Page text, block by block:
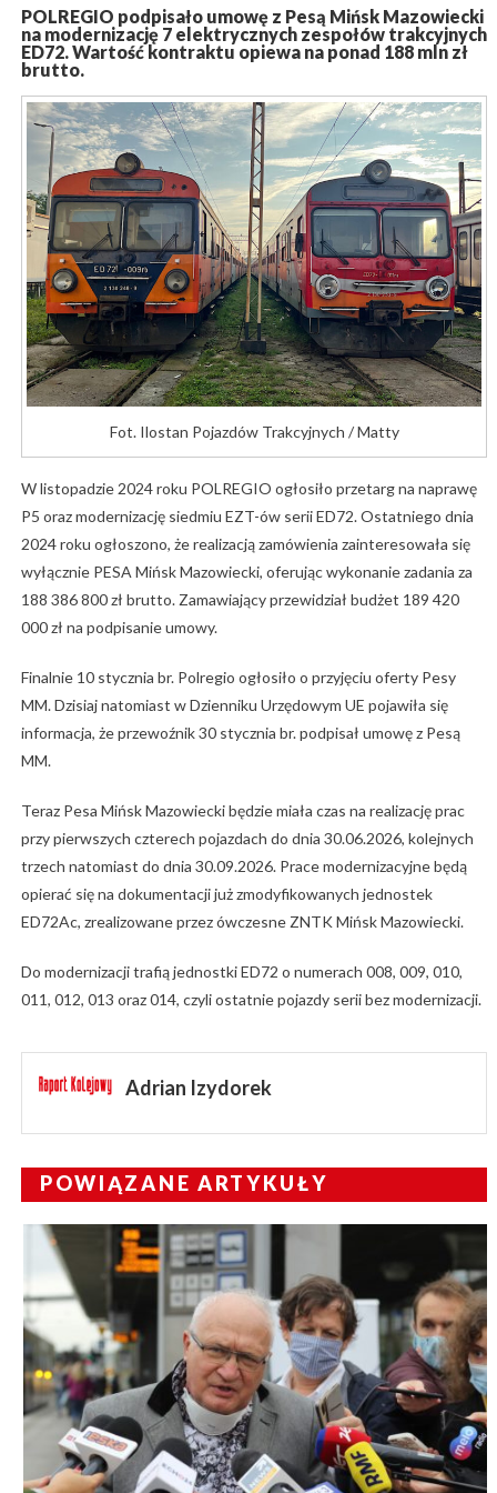
POLREGIO podpisało umowę z Pesą Mińsk Mazowiecki
na modernizację 7 elektrycznych zespołów trakcyjnych
ED72. Wartość kontraktu opiewa na ponad 188 mln zł
brutto.
Fot. Ilostan Pojazdów Trakcyjnych / Matty
W listopadzie 2024 roku POLREGIO ogłosiło przetarg na naprawę
P5 oraz modernizację siedmiu EZT-ów serii ED72. Ostatniego dnia
2024 roku ogłoszono, że realizacją zamówienia zainteresowała się
wyłącznie PESA Mińsk Mazowiecki, oferując wykonanie zadania za
188 386 800 zł brutto. Zamawiający przewidział budżet 189 420
000 zł na podpisanie umowy.
Finalnie 10 stycznia br. Polregio ogłosiło o przyjęciu oferty Pesy
MM. Dzisiaj natomiast w Dzienniku Urzędowym UE pojawiła się
informacja, że przewoźnik 30 stycznia br. podpisał umowę z Pesą
MM.
Teraz Pesa Mińsk Mazowiecki będzie miała czas na realizację prac
przy pierwszych czterech pojazdach do dnia 30.06.2026, kolejnych
trzech natomiast do dnia 30.09.2026. Prace modernizacyjne będą
opierać się na dokumentacji już zmodyfikowanych jednostek
ED72Ac, zrealizowane przez ówczesne ZNTK Mińsk Mazowiecki.
Do modernizacji trafią jednostki ED72 o numerach 008, 009, 010,
011, 012, 013 oraz 014, czyli ostatnie pojazdy serii bez modernizacji.
Adrian Izydorek
POWIĄZANE ARTYKUŁY